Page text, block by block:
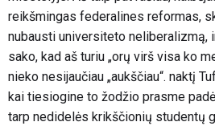
reikšmingas federalines reformas,
nubausti universiteto neliberalizmą,
sako, kad aš turiu „orų virš visa ko
nieko nesijaučiau „aukščiau“. naktį
kai tiesiogine to žodžio prasme
tarp nedidelės krikščionių studentų